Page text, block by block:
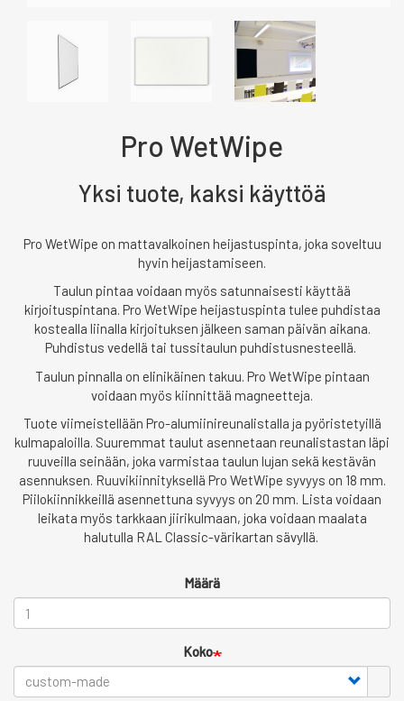
Pro WetWipe
Yksi tuote, kaksi käyttöä
Pro WetWipe on mattavalkoinen heijastuspinta, joka soveltuu
hyvin heijastamiseen.
Taulun pintaa voidaan myös satunnaisesti käyttää
kirjoituspintana. Pro WetWipe heijastuspinta tulee puhdistaa
kostealla liinalla kirjoituksen jälkeen saman päivän aikana.
Puhdistus vedellä tai tussitaulun puhdistusnesteellä.
Taulun pinnalla on elinikäinen takuu. Pro WetWipe pintaan
voidaan myös kiinnittää magneetteja.
Tuote viimeistellään Pro-alumiinireunalistalla ja pyöristetyillä
kulmapaloilla. Suuremmat taulut asennetaan reunalistastan läpi
ruuveilla seinään, joka varmistaa taulun lujan sekä kestävän
asennuksen. Ruuvikiinnityksellä Pro WetWipe syvyys on 18 mm.
Piilokiinnikkeillä asennettuna syvyys on 20 mm. Lista voidaan
leikata myös tarkkaan jiirikulmaan, joka voidaan maalata
halutulla RAL Classic-värikartan sävyllä.
Määrä
Koko